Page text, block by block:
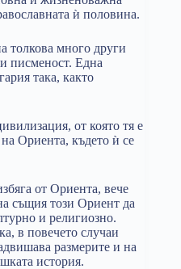
ѝ половина.
толкова много други
писменост. Една
така, както
от която тя е
Ориента, където ѝ се
от Ориента, вече
същия този Ориент да
и религиозно.
в повечето случаи
размерите и на
история.